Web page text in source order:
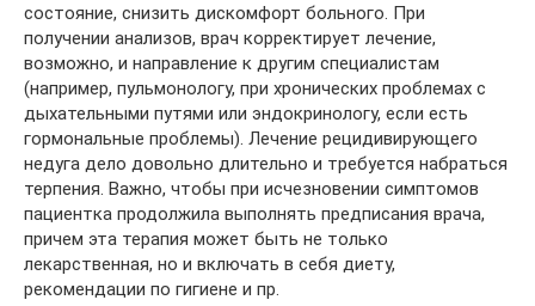
состояние, снизить дискомфорт больного. При
получении анализов, врач корректирует лечение,
возможно, и направление к другим специалистам
(например, пульмонологу, при хронических проблемах с
дыхательными путями или эндокринологу, если есть
гормональные проблемы). Лечение рецидивирующего
недуга дело довольно длительно и требуется набраться
терпения. Важно, чтобы при исчезновении симптомов
пациентка продолжила выполнять предписания врача,
причем эта терапия может быть не только
лекарственная, но и включать в себя диету,
рекомендации по гигиене и пр.